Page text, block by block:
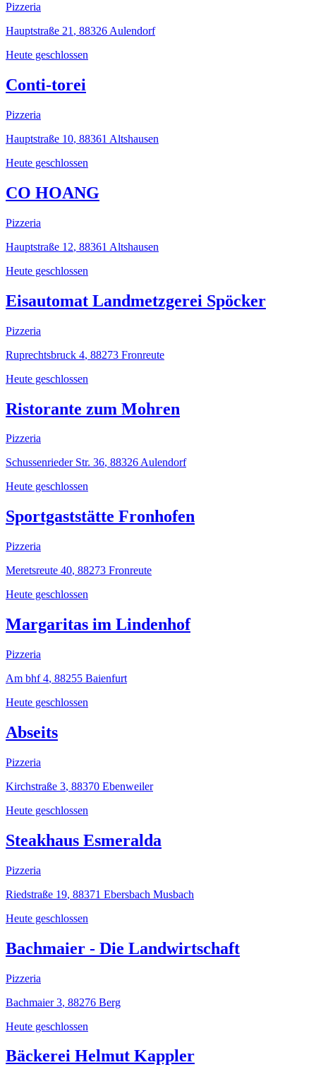
Pizzeria
Hauptstraße 21 , 88326 Aulendorf
Heute geschlossen
Conti-torei
Pizzeria
Hauptstraße 10, 88361 Altshausen
Heute geschlossen
CO HOANG
Pizzeria
Hauptstraße 12, 88361 Altshausen
Heute geschlossen
Eisautomat Landmetzgerei Spöcker
Pizzeria
Ruprechtsbruck 4, 88273 Fronreute
Heute geschlossen
Ristorante zum Mohren
Pizzeria
Schussenrieder Str. 36, 88326Aulendorf
Heute geschlossen
Sportgaststätte Fronhofen
Pizzeria
Meretsreute 40, 88273 Fronreute
Heute geschlossen
Margaritas im Lindenhof
Pizzeria
Am bhf 4, 88255 Baienfurt
Heute geschlossen
Abseits
Pizzeria
Kirchstraße 3, 88370 Ebenweiler
Heute geschlossen
Steakhaus Esmeralda
Pizzeria
Riedstraße 19, 88371 Ebersbach Musbach
Heute geschlossen
Bachmaier - Die Landwirtschaft
Pizzeria
Bachmaier 3, 88276 Berg
Heute geschlossen
Bäckerei Helmut Kappler